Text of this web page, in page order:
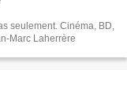
seulement. Cinéma, BD,
de gueule pourront s'inviter. Jean-Marc Laherrère